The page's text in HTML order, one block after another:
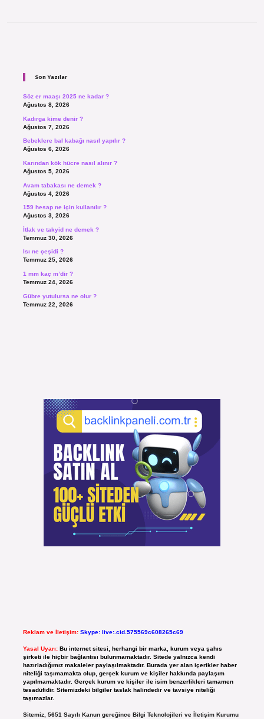
Son Yazılar
Söz er maaşı 2025 ne kadar ?
Ağustos 8, 2026
Kadırga kime denir ?
Ağustos 7, 2026
Bebeklere bal kabağı nasıl yapılır ?
Ağustos 6, 2026
Karından kök hücre nasıl alınır ?
Ağustos 5, 2026
Avam tabakası ne demek ?
Ağustos 4, 2026
159 hesap ne için kullanılır ?
Ağustos 3, 2026
İtlak ve takyid ne demek ?
Temmuz 30, 2026
Isı ne çeşidi ?
Temmuz 25, 2026
1 mm kaç m’dir ?
Temmuz 24, 2026
Gübre yutulursa ne olur ?
Temmuz 22, 2026
Reklam ve İletişim: Skype: live:.cid.575569c608265c69
Yasal Uyarı: Bu internet sitesi, herhangi bir marka, kurum veya şahıs
şirketi ile hiçbir bağlantısı bulunmamaktadır. Sitede yalnızca kendi
hazırladığımız makaleler paylaşılmaktadır. Burada yer alan içerikler haber
niteliği taşımamakta olup, gerçek kurum ve kişiler hakkında paylaşım
yapılmamaktadır. Gerçek kurum ve kişiler ile isim benzerlikleri tamamen
tesadüfidir. Sitemizdeki bilgiler taslak halindedir ve tavsiye niteliği
taşımazlar.
Sitemiz, 5651 Sayılı Kanun gereğince Bilgi Teknolojileri ve İletişim Kurumu